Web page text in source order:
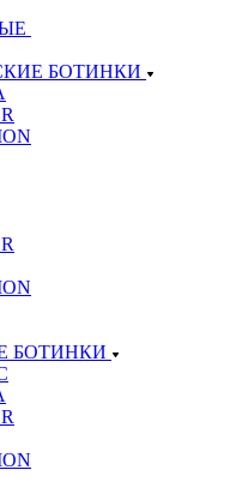
БОТИНКИ
БОТИНКИ